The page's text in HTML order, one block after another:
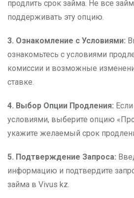
продлить срок займа. Не все
поддерживать эту опцию.
3. Ознакомление с Условиями:
ознакомьтесь с условиями
комиссии и возможные
ставке.
4. Выбор Опции Продления:
условиями, выберите опцию
укажите желаемый срок
5. Подтверждение Запроса:
информацию и подтвердите
займа в Vivus kz.